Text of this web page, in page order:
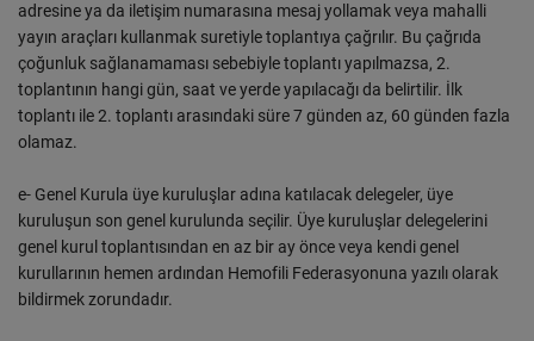
adresine ya da iletişim numarasına mesaj yollamak veya mahalli
yayın araçları kullanmak suretiyle toplantıya çağrılır. Bu çağrıda
çoğunluk sağlanamaması sebebiyle toplantı yapılmazsa, 2.
toplantının hangi gün, saat ve yerde yapılacağı da belirtilir. İlk
toplantı ile 2. toplantı arasındaki süre 7 günden az, 60 günden fazla
olamaz.
e- Genel Kurula üye kuruluşlar adına katılacak delegeler, üye
kuruluşun son genel kurulunda seçilir. Üye kuruluşlar delegelerini
genel kurul toplantısından en az bir ay önce veya kendi genel
kurullarının hemen ardından Hemofili Federasyonuna yazılı olarak
bildirmek zorundadır.